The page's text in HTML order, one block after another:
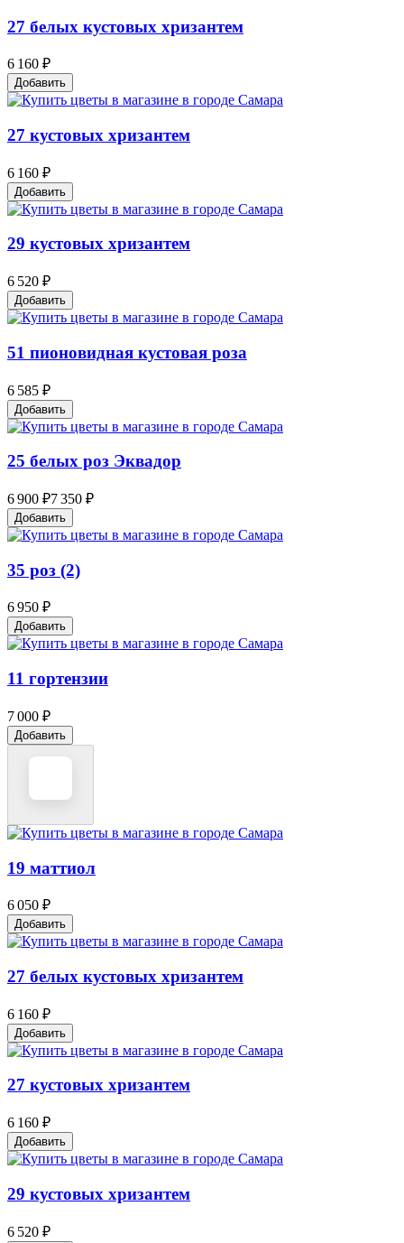
27 белых кустовых хризантем
6 160 ₽
Добавить
27 кустовых хризантем
6 160 ₽
Добавить
29 кустовых хризантем
6 520 ₽
Добавить
51 пионовидная кустовая роза
6 585 ₽
Добавить
25 белых роз Эквадор
6 900 ₽7 350 ₽
Добавить
35 роз (2)
6 950 ₽
Добавить
11 гортензии
7 000 ₽
Добавить
19 маттиол
6 050 ₽
Добавить
27 белых кустовых хризантем
6 160 ₽
Добавить
27 кустовых хризантем
6 160 ₽
Добавить
29 кустовых хризантем
6 520 ₽